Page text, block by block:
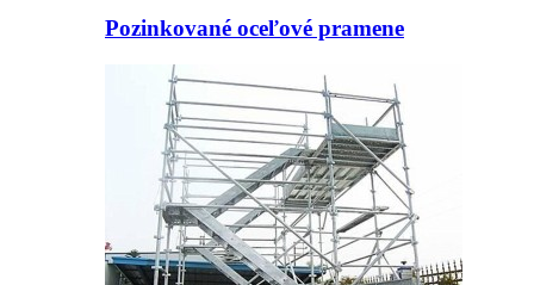
Pozinkované oceľové pramene